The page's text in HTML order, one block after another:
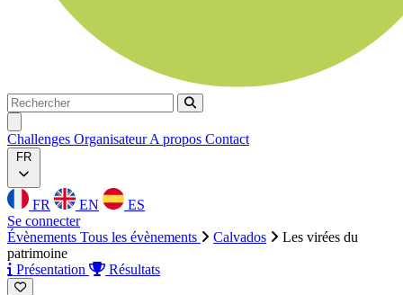
Rechercher
Rechercher
Challenges OrganisateurA propos Contact
FR
FR EN
ES
Se connecter
Évènements Tous les évènements Calvados
Les virées du
patrimoine
Présentation
Résultats